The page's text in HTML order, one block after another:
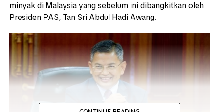
minyak di Malaysia yang sebelum ini dibangkitkan oleh
Presiden PAS, Tan Sri Abdul Hadi Awang.